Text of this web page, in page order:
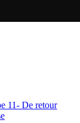
11- De retour